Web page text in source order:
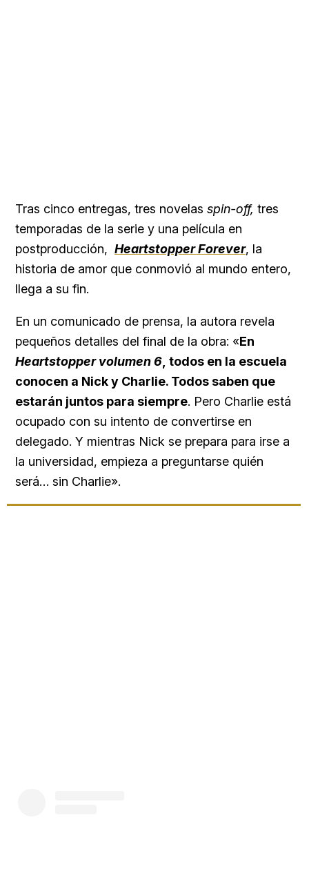
Tras cinco entregas, tres novelas spin-off, tres
temporadas de la serie y una película en
postproducción, Heartstopper Forever, la
historia de amor que conmovió al mundo entero,
llega a su fin.
En un comunicado de prensa, la autora revela
pequeños detalles del final de la obra: «En
Heartstopper volumen 6 todos en la escuela
conocen a Nick y Charlie. Todos saben que
estarán juntos para siempre. Pero Charlie está
ocupado con su intento de convertirse en
delegado. Y mientras Nick se prepara para irse a
la universidad, empieza a preguntarse quién
será… sin Charlie».